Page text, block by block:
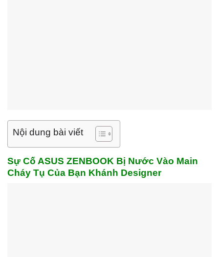
Nội dung bài viết
Sự Cố ASUS ZENBOOK Bị Nước Vào Main
Cháy Tụ Của Bạn Khánh Designer